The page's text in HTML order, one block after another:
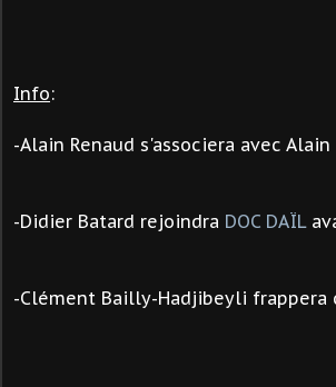
Info:
-Alain Renaud s'associera avec
-Didier Batard rejoindra DOC DAÏL
-Clément Bailly-Hadjibeyli frappera